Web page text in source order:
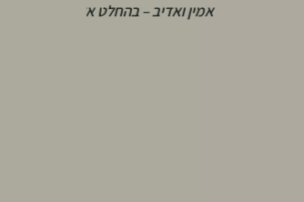
אמין ואדיב – בהחלט אזמין שוב!”